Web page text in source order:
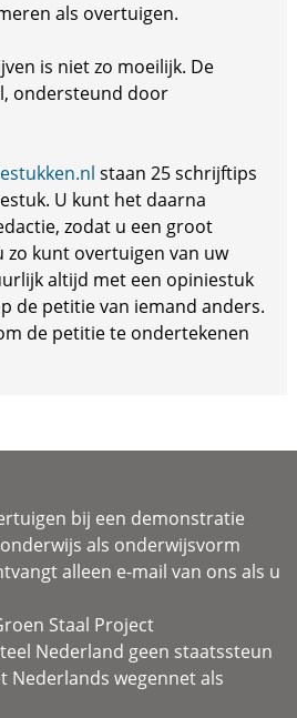
als overtuigen.
is niet zo moeilijk. De
ondersteund door
staan 25 schrijftips
U kunt het daarna
zodat u een groot
zo kunt overtuigen van uw
altijd met een opiniestuk
de petitie van iemand anders.
de petitie te ondertekenen
bij een demonstratie
als onderwijsvorm
alleen e-mail van ons als u
Staal Project
Nederland geen staatssteun
Nederlands wegennet als